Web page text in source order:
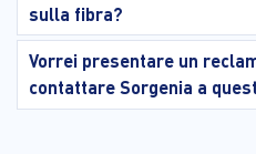
sulla fibra?
Vorrei presentare un
contattare Sorgenia a